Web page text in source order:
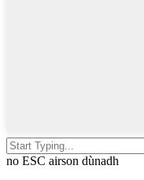
no ESC airson dùnadh